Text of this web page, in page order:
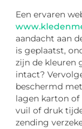
Een ervaren
aandacht aan
is geplaatst,
zijn de kleuren
intact?
beschermd
lagen karton
vuil of druk
zending